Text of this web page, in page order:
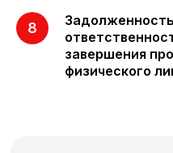
завершения
физического